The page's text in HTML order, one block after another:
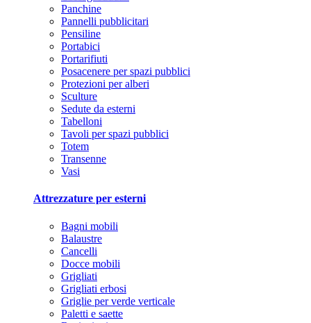
Panchine
Pannelli pubblicitari
Pensiline
Portabici
Portarifiuti
Posacenere per spazi pubblici
Protezioni per alberi
Sculture
Sedute da esterni
Tabelloni
Tavoli per spazi pubblici
Totem
Transenne
Vasi
Attrezzature per esterni
Bagni mobili
Balaustre
Cancelli
Docce mobili
Grigliati
Grigliati erbosi
Griglie per verde verticale
Paletti e saette